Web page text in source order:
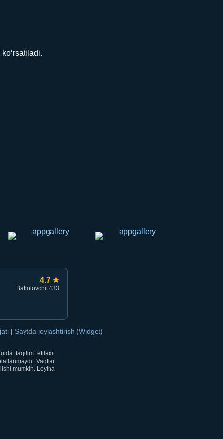
4.7 ★
Baholovchi: 433
| Saytda joylashtirish (Widget)
taqdim etiladi.
Vaqtlar
mumkin. Loyiha